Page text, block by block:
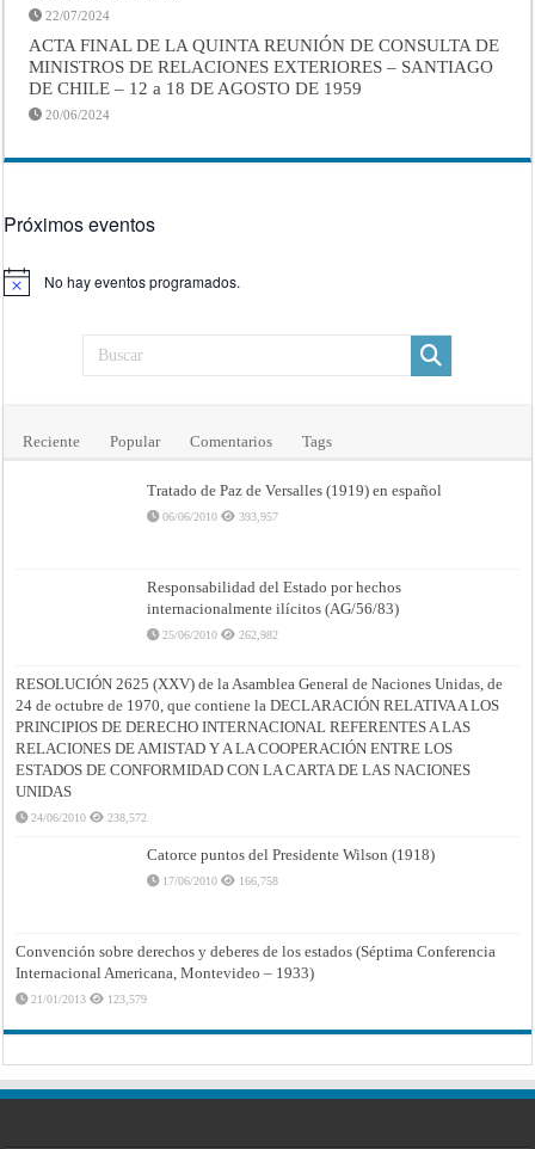
22/07/2024
ACTA FINAL DE LA QUINTA REUNIÓN DE CONSULTA DE
MINISTROS DE RELACIONES EXTERIORES – SANTIAGO
DE CHILE – 12 a 18 DE AGOSTO DE 1959
20/06/2024
Próximos eventos
Aviso No hay eventos programados.
Reciente Popular Comentarios Tags
Tratado de Paz de Versalles (1919) en español
06/06/2010 393,957
Responsabilidad del Estado por hechos
internacionalmente ilícitos (AG/56/83)
25/06/2010 262,982
RESOLUCIÓN 2625 (XXV) de la Asamblea General de Naciones Unidas, de
24 de octubre de 1970, que contiene la DECLARACIÓN RELATIVA A LOS
PRINCIPIOS DE DERECHO INTERNACIONAL REFERENTES A LAS
RELACIONES DE AMISTAD Y A LA COOPERACIÓN ENTRE LOS
ESTADOS DE CONFORMIDAD CON LA CARTA DE LAS NACIONES
UNIDAS
24/06/2010 238,572
Catorce puntos del Presidente Wilson (1918)
17/06/2010 166,758
Convención sobre derechos y deberes de los estados (Séptima Conferencia
Internacional Americana, Montevideo – 1933)
21/01/2013 123,579